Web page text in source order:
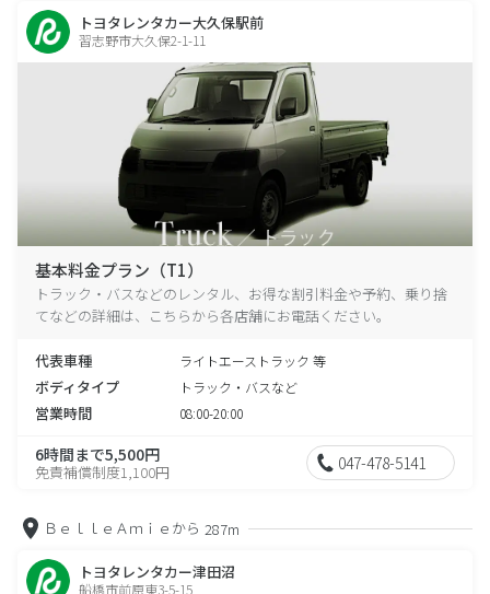
トヨタレンタカー大久保駅前
習志野市大久保2-1-11
基本料金プラン（T1）
トラック・バスなどのレンタル、お得な割引料金や予約、乗り捨
てなどの詳細は、こちらから各店舗にお電話ください。
代表車種 ライトエーストラック 等
ボディタイプ トラック・バスなど
営業時間 08:00-20:00
6時間まで5,500円
免責補償制度1,100円 047-478-5141
ＢｅｌｌｅＡｍｉｅから 287m
トヨタレンタカー津田沼
船橋市前原東3-5-15